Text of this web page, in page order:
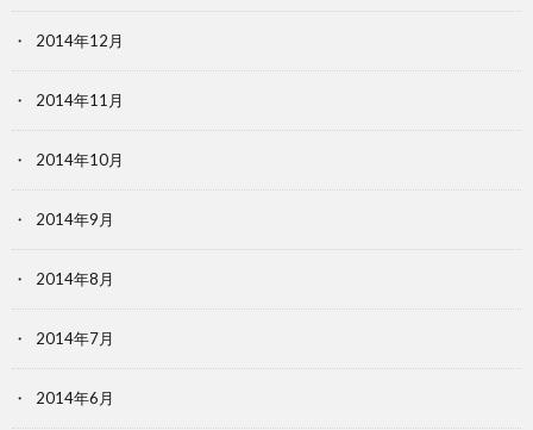
2014年12月
2014年11月
2014年10月
2014年9月
2014年8月
2014年7月
2014年6月